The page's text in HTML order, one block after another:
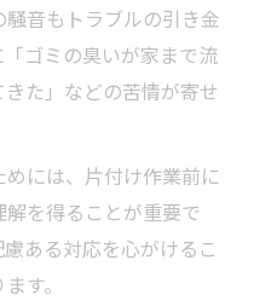
音もトラブルの引き金
ゴミの臭いが家まで流
た」などの苦情が寄せ
には、片付け作業前に
を得ることが重要で
ある対応を心がけるこ
す。